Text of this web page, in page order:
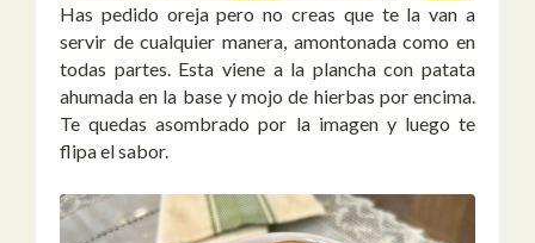
Has pedido oreja pero no creas que te la van a
servir de cualquier manera, amontonada como en
todas partes. Esta viene a la plancha con patata
ahumada en la base y mojo de hierbas por encima.
Te quedas asombrado por la imagen y luego te
flipa el sabor.